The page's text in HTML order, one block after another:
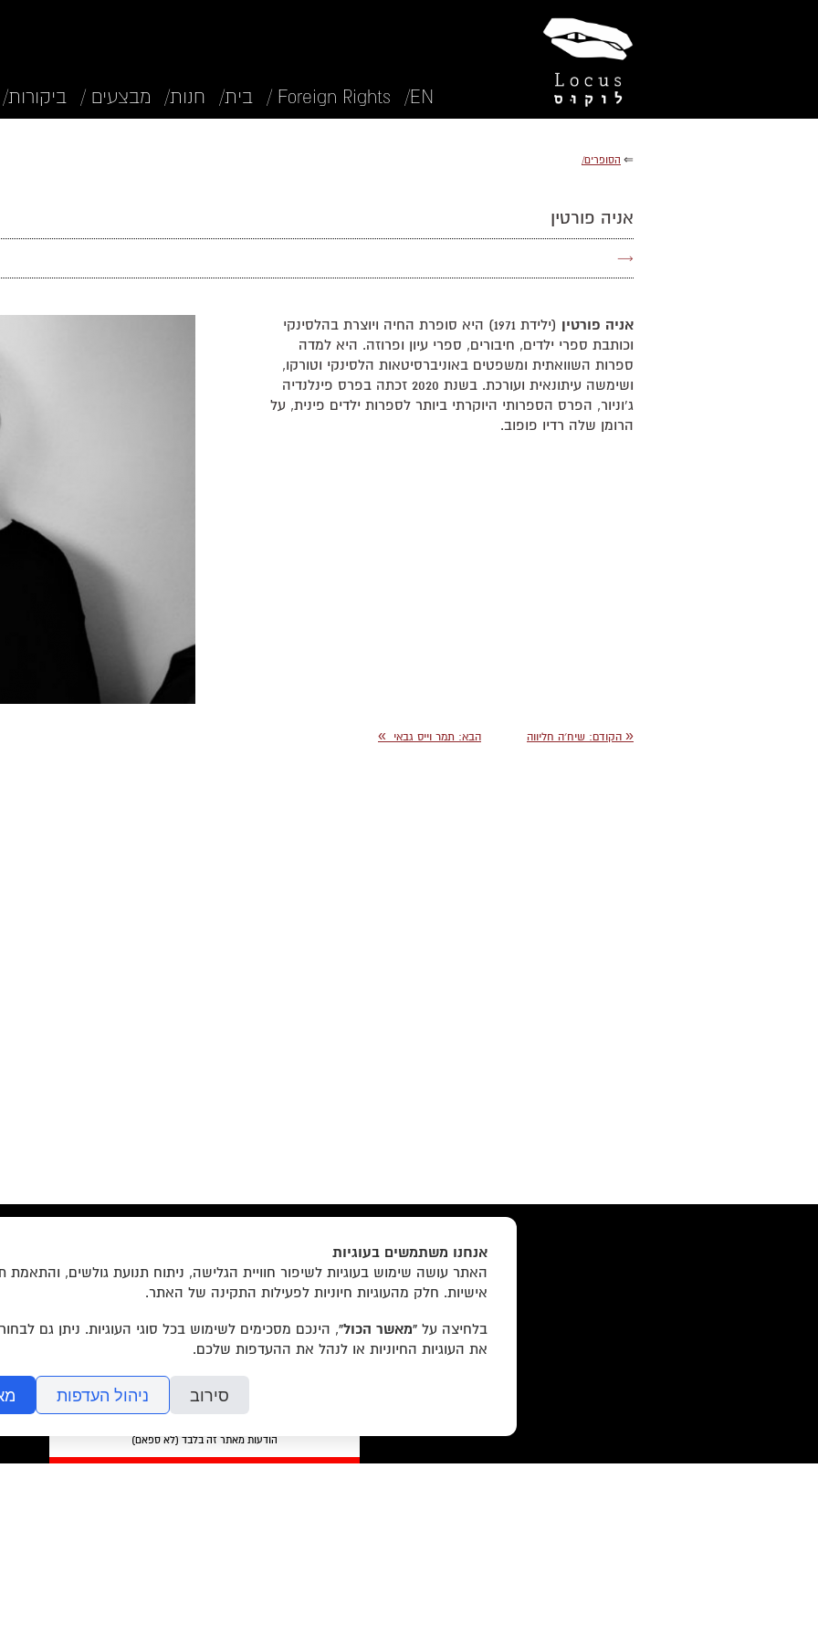
EN/
Foreign Rights / בית/ חנות/ מבצעים / ביקורות/
⇐ הסופרים/
אניה פורטין
→
אניה פורטין
(ילידת 1971) היא סופרת החיה ויוצרת בהלסינקי
וכותבת ספרי ילדים, חיבורים, ספרי עיון ופרוזה. היא למדה
ספרות השוואתית ומשפטים באוניברסיטאות הלסינקי וטורקו,
ושימשה עיתונאית ועורכת. בשנת 2020 זכתה בפרס פינלנדיה
ג'וניור, הפרס הספרותי היוקרתי ביותר לספרות ילדים פינית, על
הרומן שלה רדיו פופוב.
« הקודם: שיח׳ה חליווה הבא: תמר וייס גבאי »
הודעות מאתר זה בלבד (לא ספאם)
אנחנו משתמשים בעוגיות
האתר עושה שימוש בעוגיות לשיפור חוויית הגלישה, ניתוח תנועת גולשים, והתאמת
אישיות. חלק מהעוגיות חיוניות לפעילות התקינה של האתר.
בלחיצה על “מאשר הכול”, הינכם מסכימים לשימוש בכל סוגי העוגיות. ניתן גם
את העוגיות החיוניות או לנהל את ההעדפות שלכם.
סירוב ניהול העדפות